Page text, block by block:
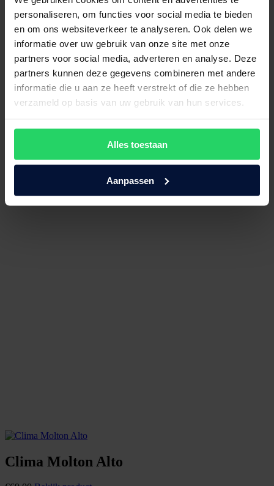
personaliseren, om functies voor social media te bieden
en om ons websiteverkeer te analyseren. Ook delen we
informatie over uw gebruik van onze site met onze
partners voor social media, adverteren en analyse. Deze
partners kunnen deze gegevens combineren met andere
informatie die u aan ze heeft verstrekt of die ze hebben
verzameld op basis van uw gebruik van hun services.
Alles toestaan
Aanpassen
Hoeslaken Percal 200
39,50 Bekijk product
Clima Molton Alto